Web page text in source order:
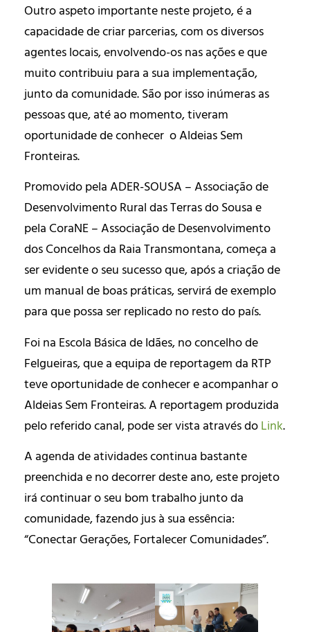
Outro aspeto importante neste projeto, é a
capacidade de criar parcerias, com os diversos
agentes locais, envolvendo-os nas ações e que
muito contribuiu para a sua implementação,
junto da comunidade. São por isso inúmeras as
pessoas que, até ao momento, tiveram
oportunidade de conhecer o Aldeias Sem
Fronteiras.
Promovido pela ADER-SOUSA – Associação de
Desenvolvimento Rural das Terras do Sousa e
pela CoraNE – Associação de Desenvolvimento
dos Concelhos da Raia Transmontana, começa a
ser evidente o seu sucesso que, após a criação de
um manual de boas práticas, servirá de exemplo
para que possa ser replicado no resto do país.
Foi na Escola Básica de Idães, no concelho de
Felgueiras, que a equipa de reportagem da RTP
teve oportunidade de conhecer e acompanhar o
Aldeias Sem Fronteiras. A reportagem produzida
pelo referido canal, pode ser vista através doLink.
A agenda de atividades continua bastante
preenchida e no decorrer deste ano, este projeto
irá continuar o seu bom trabalho junto da
comunidade, fazendo jus à sua essência:
“Conectar Gerações, Fortalecer Comunidades”.